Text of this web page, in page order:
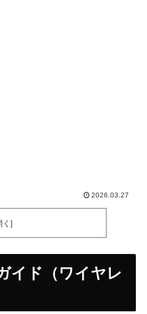
2026.03.27
イド（ワイヤレ